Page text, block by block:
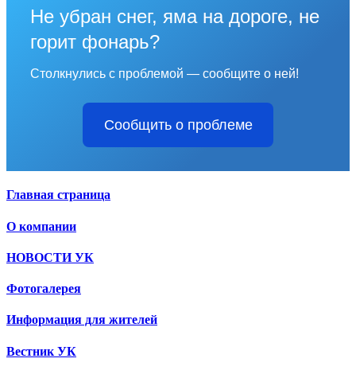
Не убран снег, яма на дороге, не
горит фонарь?
Столкнулись с проблемой — сообщите о ней!
Сообщить о проблеме
Главная страница
О компании
НОВОСТИ УК
Фотогалерея
Информация для жителей
Вестник УК